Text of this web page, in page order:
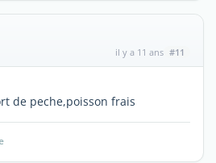
il y a 11 ans #11
de peche,poisson frais